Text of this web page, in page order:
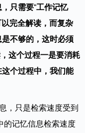
，只需要“工作记忆
完全解读，而复杂
不够的，这时必须
这个过程一是要消耗
个过程中，我们能
，只是检索速度受到
的记忆信息检索速度